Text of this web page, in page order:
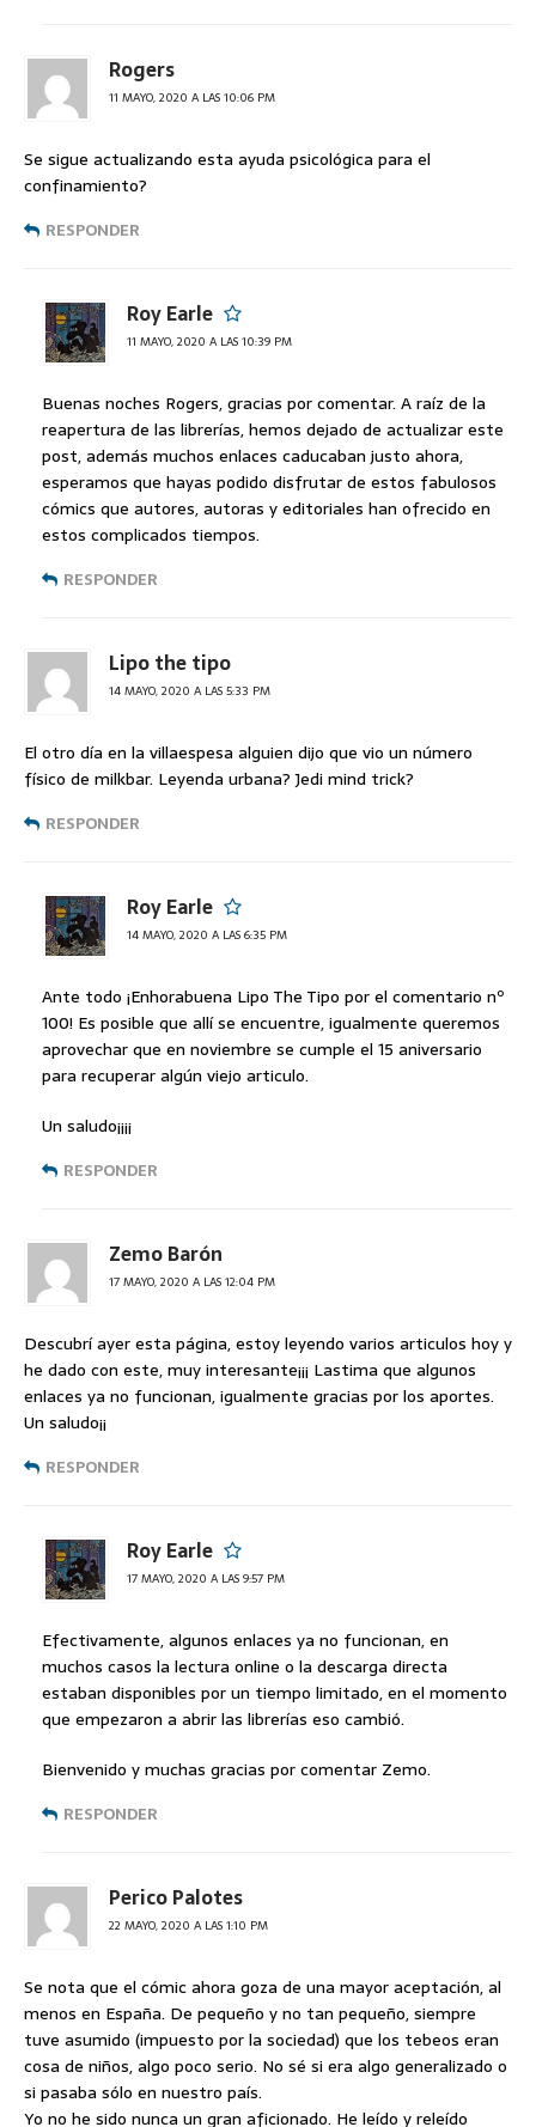
Rogers
11 MAYO, 2020 A LAS 10:06 PM
Se sigue actualizando esta ayuda psicológica para el
confinamiento?
RESPONDER
Roy Earle
11 MAYO, 2020 A LAS 10:39 PM
Buenas noches Rogers, gracias por comentar. A raíz de la
reapertura de las librerías, hemos dejado de actualizar este
post, además muchos enlaces caducaban justo ahora,
esperamos que hayas podido disfrutar de estos fabulosos
cómics que autores, autoras y editoriales han ofrecido en
estos complicados tiempos.
RESPONDER
Lipo the tipo
14 MAYO, 2020 A LAS 5:33 PM
El otro día en la villaespesa alguien dijo que vio un número
físico de milkbar. Leyenda urbana? Jedi mind trick?
RESPONDER
Roy Earle
14 MAYO, 2020 A LAS 6:35 PM
Ante todo ¡Enhorabuena Lipo The Tipo por el comentario nº
100! Es posible que allí se encuentre, igualmente queremos
aprovechar que en noviembre se cumple el 15 aniversario
para recuperar algún viejo articulo.
Un saludo¡¡¡¡
RESPONDER
Zemo Barón
17 MAYO, 2020 A LAS 12:04 PM
Descubrí ayer esta página, estoy leyendo varios articulos hoy y
he dado con este, muy interesante¡¡¡ Lastima que algunos
enlaces ya no funcionan, igualmente gracias por los aportes.
Un saludo¡¡
RESPONDER
Roy Earle
17 MAYO, 2020 A LAS 9:57 PM
Efectivamente, algunos enlaces ya no funcionan, en
muchos casos la lectura online o la descarga directa
estaban disponibles por un tiempo limitado, en el momento
que empezaron a abrir las librerías eso cambió.
Bienvenido y muchas gracias por comentar Zemo.
RESPONDER
Perico Palotes
22 MAYO, 2020 A LAS 1:10 PM
Se nota que el cómic ahora goza de una mayor aceptación, al
menos en España. De pequeño y no tan pequeño, siempre
tuve asumido (impuesto por la sociedad) que los tebeos eran
cosa de niños, algo poco serio. No sé si era algo generalizado o
si pasaba sólo en nuestro país.
Yo no he sido nunca un gran aficionado. He leído y releído